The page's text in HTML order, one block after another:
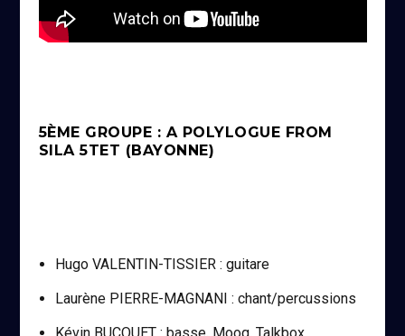
5ÈME GROUPE : A POLYLOGUE FROM
SILA 5TET (BAYONNE)
Hugo VALENTIN-TISSIER : guitare
Laurène PIERRE-MAGNANI : chant/percussions